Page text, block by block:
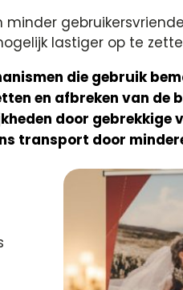
minder
lastiger op te
die gebruik
en afbreken van de
door gebrekkige
transport door